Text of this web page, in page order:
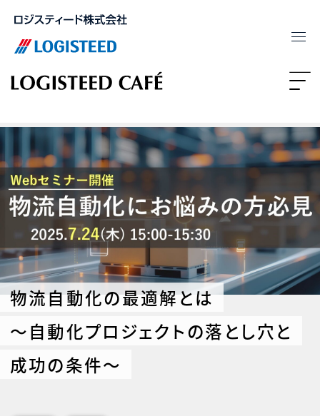
物流自動化の最適解とは
～自動化プロジェクトの落とし穴と
成功の条件～